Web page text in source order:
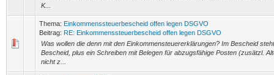
K...
Thema: Einkommenssteuerbescheid offen legen DSGVO
Beitrag: RE: Einkommenssteuerbescheid offen legen DSGVO
Was wollen die denn mit den Einkommensteuererklärungen? Im Bescheid
Bescheid, plus ein Schreiben mit Belegen für abzugsfähige Posten (zusätzl.
nicht z...